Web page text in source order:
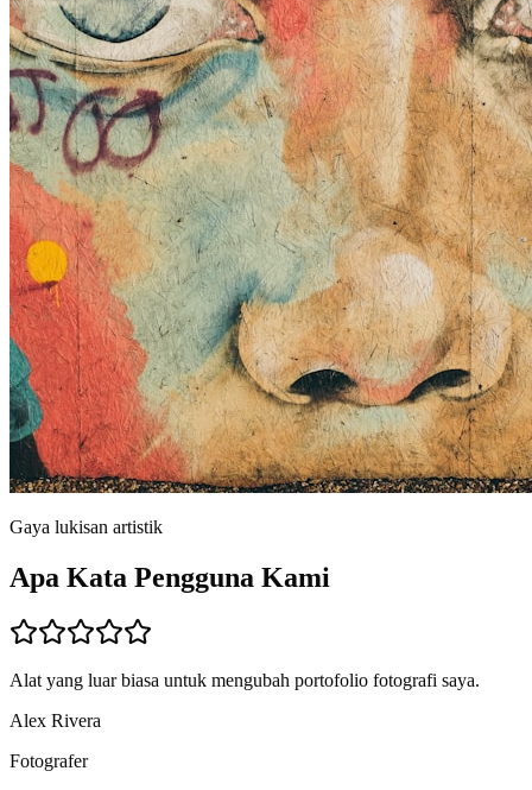
Gaya lukisan artistik
Apa Kata Pengguna Kami
Alat yang luar biasa untuk mengubah portofolio fotografi saya.
Alex Rivera
Fotografer